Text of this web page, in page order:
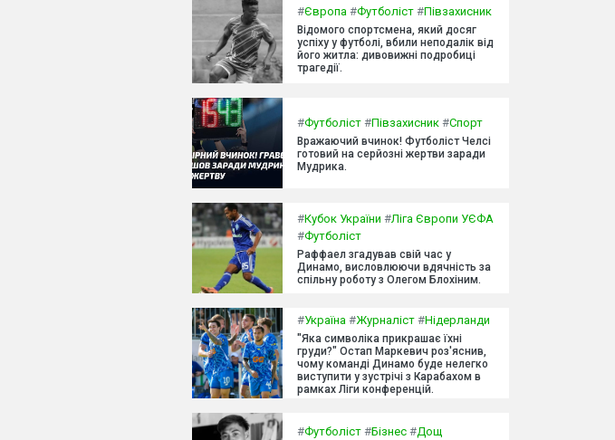
#Європа #Футболіст #Півзахисник
Відомого спортсмена, який досяг
успіху у футболі, вбили неподалік від
його житла: дивовижні подробиці
трагедії.
#Футболіст #Півзахисник #Спорт
Вражаючий вчинок! Футболіст Челсі
готовий на серйозні жертви заради
Мудрика.
#Кубок України #Ліга Європи УЄФА
#Футболіст
Раффаел згадував свій час у
Динамо, висловлюючи вдячність за
спільну роботу з Олегом Блохіним.
#Україна #Журналіст #Нідерланди
"Яка символіка прикрашає їхні
груди?" Остап Маркевич роз'яснив,
чому команді Динамо буде нелегко
виступити у зустрічі з Карабахом в
рамках Ліги конференцій.
#Футболіст #Бізнес #Дощ